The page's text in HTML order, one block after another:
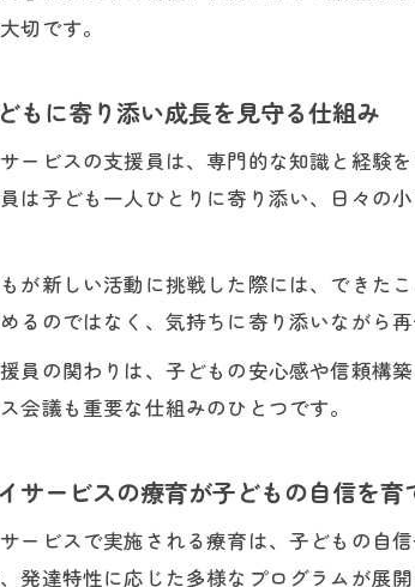
支援員
子ど
放課
切です。
もに寄り添い成長を見守る仕組み
ービスの支援員は、専門的な知識と経験
は子ども一人ひとりに寄り添い、日々の
が新しい活動に挑戦した際には、できた
るのではなく、気持ちに寄り添いながら
員の関わりは、子どもの安心感や信頼構
会議も重要な仕組みのひとつです。
サービスの療育が子どもの自信を育
ービスで実施される療育は、子どもの自
発達特性に応じた多様なプログラムが展開